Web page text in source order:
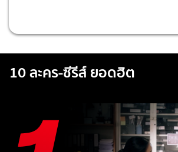
10 ละคร-ซีรีส์ ยอดฮิต